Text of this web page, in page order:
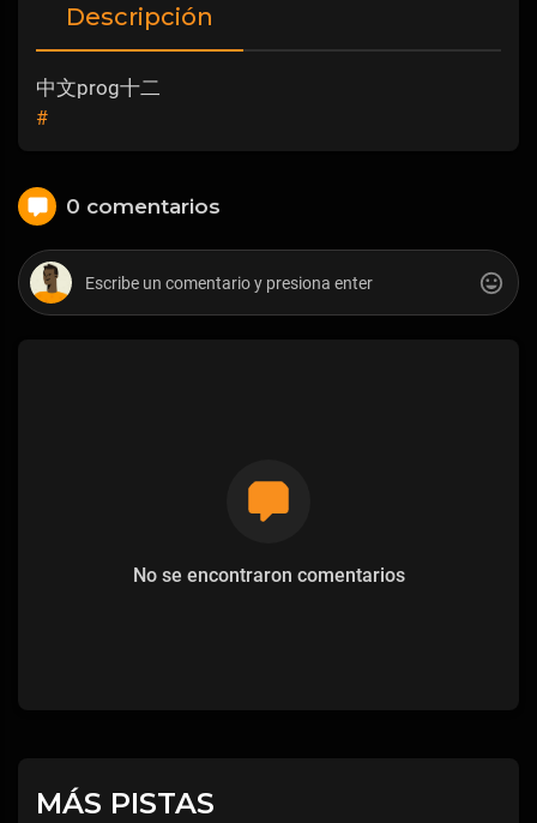
Descripción
中文prog十二
#
0 comentarios
No se encontraron comentarios
MÁS PISTAS